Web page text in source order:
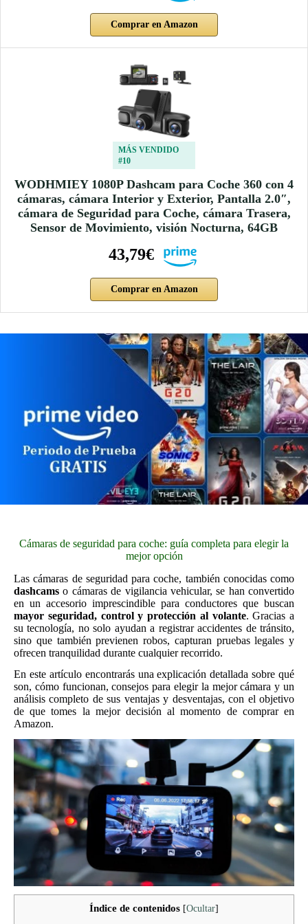
Comprar en Amazon
MÁS VENDIDO
#10
WODHMIEY 1080P Dashcam para Coche 360 con 4
cámaras, cámara Interior y Exterior, Pantalla 2.0″,
cámara de Seguridad para Coche, cámara Trasera,
Sensor de Movimiento, visión Nocturna, 64GB
43,79€
Comprar en Amazon
Cámaras de seguridad para coche: guía completa para elegir la
mejor opción
Las cámaras de seguridad para coche, también conocidas como
dashcams o cámaras de vigilancia vehicular, se han convertido
en un accesorio imprescindible para conductores que buscan
mayor seguridad, control y protección al volante. Gracias a
su tecnología, no solo ayudan a registrar accidentes de tránsito,
sino que también previenen robos, capturan pruebas legales y
ofrecen tranquilidad durante cualquier recorrido.
En este artículo encontrarás una explicación detallada sobre qué
son, cómo funcionan, consejos para elegir la mejor cámara y un
análisis completo de sus ventajas y desventajas, con el objetivo
de que tomes la mejor decisión al momento de comprar en
Amazon.
Índice de contenidos [Ocultar]